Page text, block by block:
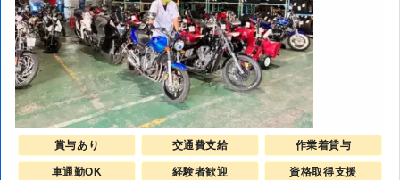
賞与あり 交通費支給 作業着貸与
車通勤OK 経験者歓迎 資格取得支援